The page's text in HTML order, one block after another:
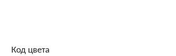
Код цвета